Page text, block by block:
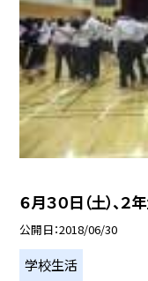
６月３０日（土）、
公開日 2018/06/30
学校生活